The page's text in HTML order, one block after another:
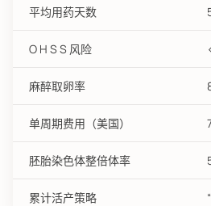
平均用药天数
O H S S 风险
麻醉取卵率
单周期费用（美国）
胚胎染色体整倍体率
累计活产策略